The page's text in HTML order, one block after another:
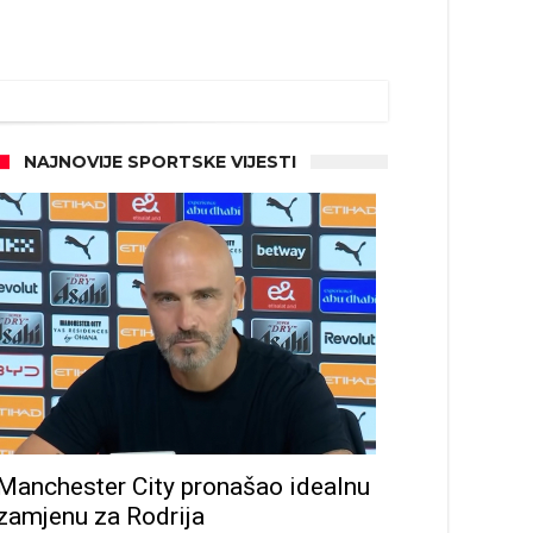
NAJNOVIJE SPORTSKE VIJESTI
City pronašao idealnu
za Rodrija